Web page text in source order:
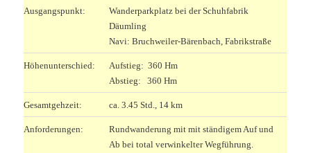
Ausgangspunkt:
Wanderparkplatz bei der Schuhfabrik
Däumling
Navi: Bruchweiler-Bärenbach, Fabrikstraße
Höhenunterschied:
Aufstieg: 360 Hm
Abstieg: 360 Hm
Gesamtgehzeit: ca. 3.45 Std., 14 km
Anforderungen:
Rundwanderung mit mit ständigem Auf und
Ab bei total verwinkelter Wegführung.